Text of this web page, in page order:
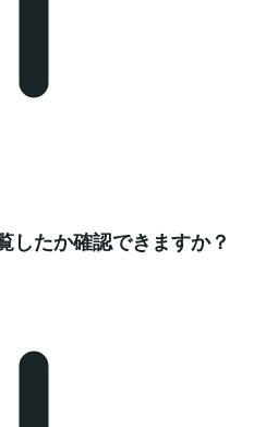
したか確認できますか？